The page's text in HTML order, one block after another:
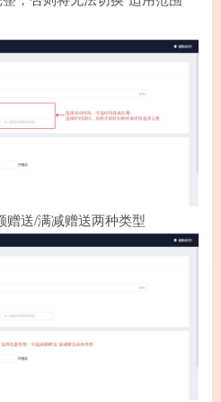
赠送/满减赠送两种类型